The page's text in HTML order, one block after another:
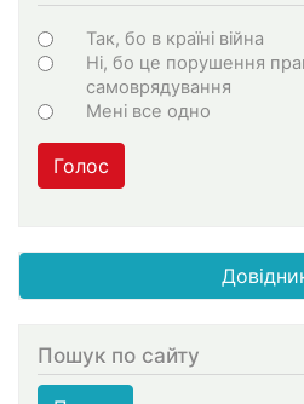
Choices
Так, бо в країні війна
Ні, бо це порушення
самоврядування
Мені все одно
Голос
Пошук по сайту